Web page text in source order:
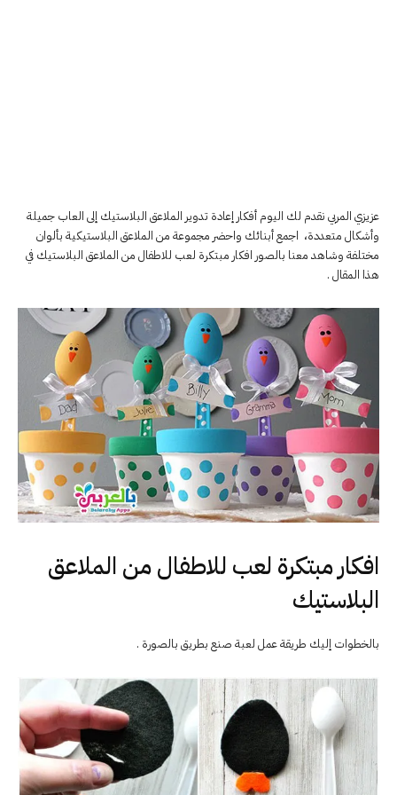
عزيزي المربي نقدم لك اليوم أفكار إعادة تدوير الملاعق البلاستيك إلى العاب جميلة
وأشكال متعددة، اجمع أبنائك واحضر مجموعة من الملاعق البلاستيكية بألوان
مختلفة وشاهد معنا بالصور افكار مبتكرة لعب للاطفال من الملاعق البلاستيك في
هذا المقال .
افكار مبتكرة لعب للاطفال من الملاعق
البلاستيك
بالخطوات إليك طريقة عمل لعبة صنع بطريق بالصورة .